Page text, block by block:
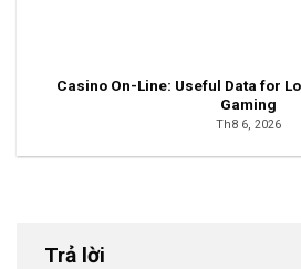
Casino On-Line: Useful Data for
Gaming
Th8 6, 2026
Trả lời